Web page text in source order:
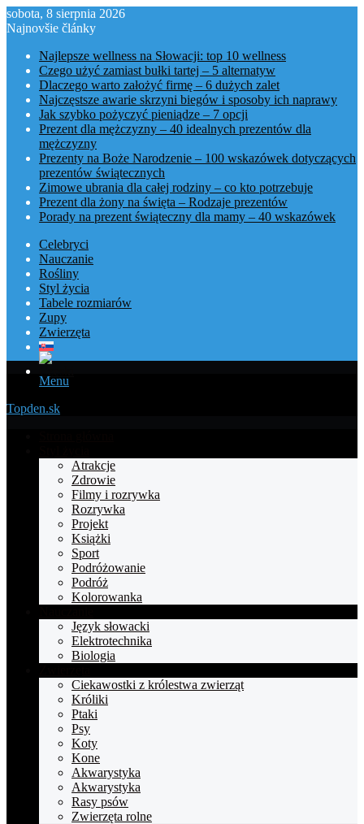
sobota, 8 sierpnia 2026
Najnovšie články
Najlepsze wellness na Słowacji: top 10 wellness
Czego użyć zamiast bułki tartej – 5 alternatyw
Dlaczego warto założyć firmę – 6 dużych zalet
Najczęstsze awarie skrzyni biegów i sposoby ich naprawy
Jak szybko pożyczyć pieniądze – 7 opcji
Prezent dla mężczyzny – 40 idealnych prezentów dla
mężczyzny
Prezenty na Boże Narodzenie – 100 wskazówek dotyczących
prezentów świątecznych
Zimowe ubrania dla całej rodziny – co kto potrzebuje
Prezent dla żony na święta – Rodzaje prezentów
Porady na prezent świąteczny dla mamy – 40 wskazówek
Celebryci
Nauczanie
Rośliny
Styl życia
Tabele rozmiarów
Zupy
Zwierzęta
Menu
Topden.sk
Atrakcje
Zdrowie
Filmy i rozrywka
Rozrywka
Projekt
Książki
Sport
Podróżowanie
Podróż
Kolorowanka
Język słowacki
Elektrotechnika
Biologia
Ciekawostki z królestwa zwierząt
Króliki
Ptaki
Psy
Koty
Kone
Akwarystyka
Akwarystyka
Rasy psów
Zwierzęta rolne